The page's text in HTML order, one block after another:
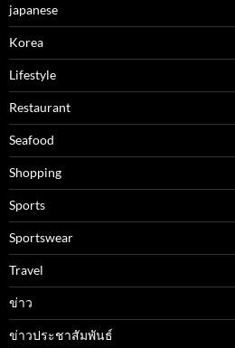
japanese
Korea
Lifestyle
Restaurant
Seafood
Shopping
Sports
Sportswear
Travel
ข่าว
ข่าวประชาสัมพันธ์